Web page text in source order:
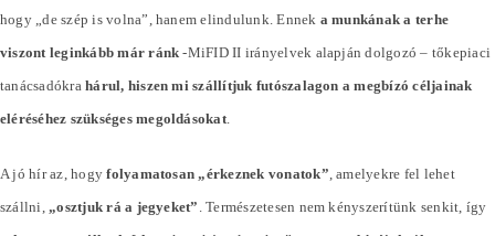
hogy „de szép is volna”, hanem elindulunk. Ennek a munkának a terhe
viszont leginkább már ránk -MiFID II irányelvek alapján dolgozó – tőkepiaci
tanácsadókrahárul, hiszen mi szállítjuk futószalagon a megbízó céljainak
eléréséhez szükséges megoldásokat.
A jó hír az, hogyfolyamatosan „érkeznek vonatok” , amelyekre fel lehet
szállni,„osztjuk rá a jegyeket” . Természetesen nem kényszerítünk senkit, így